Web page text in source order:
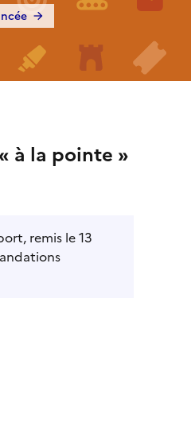
à la pointe »
remis le 13